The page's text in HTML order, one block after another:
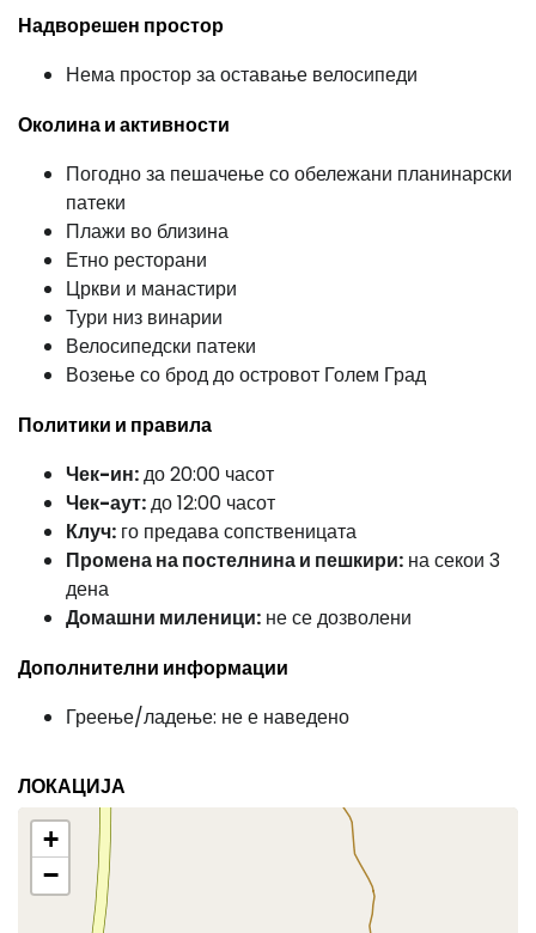
Надворешен простор
Нема простор за оставање велосипеди
Околина и активности
Погодно за пешачење со обележани планинарски
патеки
Плажи во близина
Етно ресторани
Цркви и манастири
Тури низ винарии
Велосипедски патеки
Возење со брод до островот Голем Град
Политики и правила
Чек-ин:до 20:00 часот
Чек-аут:до 12:00 часот
Клуч: го предава сопственицата
Промена на постелнина и пешкири: на секои 3
дена
Домашни миленици: не се дозволени
Дополнителни информации
Греење/ладење: не е наведено
ЛОКАЦИЈА
+
−